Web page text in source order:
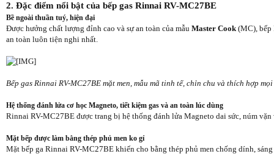
2. Đặc điểm nổi bật của bếp gas Rinnai RV-MC27BE
Bề ngoài thuần tuý, hiện đại
Được hưởng chất lượng đỉnh cao và sự an toàn của mẫu Master Cook (MC), bếp
an toàn luôn tiện nghi nhất.
Bếp gas Rinnai RV-MC27BE mặt men, mẫu mã tinh tế, chỉn chu và thích hợp
Hệ thống đánh lửa cơ học Magneto, tiết kiệm gas và an toàn lúc dùng
Rinnai RV-MC27BE được trang bị hệ thống đánh lửa Magneto dai sức, núm
Mặt bếp được làm bằng thép phủ men ko gỉ
Mặt bếp ga Rinnai RV-MC27BE khiến cho bằng thép phủ men chống dính,